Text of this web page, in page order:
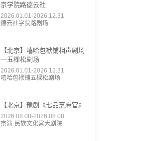
京学院路德云社
2026.01.01-2026.12.31
德云社学院路剧场
【北京】嘻哈包袱铺相声剧场
—五棵松剧场
2026.01.01-2026.12.31
嘻哈包袱铺五棵松剧场
【北京】豫剧《七品芝麻官》
2026.08.08-2026.08.08
京演·民族文化宫大剧院